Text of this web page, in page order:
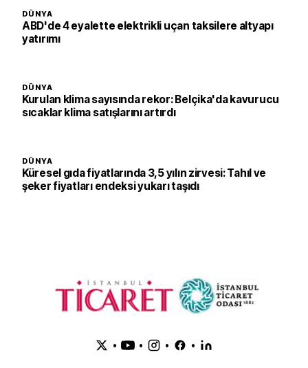
DÜNYA
ABD'de 4 eyalette elektrikli uçan taksilere altyapı
yatırımı
DÜNYA
Kurulan klima sayısında rekor: Belçika'da kavurucu
sıcaklar klima satışlarını artırdı
DÜNYA
Küresel gıda fiyatlarında 3,5 yılın zirvesi: Tahıl ve
şeker fiyatları endeksi yukarı taşıdı
• • • •